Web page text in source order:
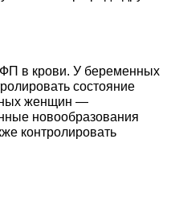
в крови. У беременных
состояние
женщин —
новообразования
контролировать